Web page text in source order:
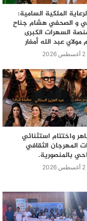
الملكية السامية:
و الصحفي هشام جناح
السهرات الكبرى
عبد الله أمغار
واختتام استثنائي
المهرجان الثقافي
بالمنصورية.